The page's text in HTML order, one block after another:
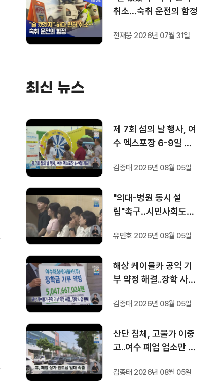
취소…숙취 운전의 함정
전재웅 2026년 07월 31일
최신 뉴스
제 7회 섬의 날 행사, 여
수 엑스포장 6-9일 개
김종태 2026년 08월 05일
"의대-병원 동시 설
립"촉구‥시민사회도
유민호 2026년 08월 05일
해상 케이블카 공익 기
부 약정 해결..장학 사업
김종태 2026년 08월 05일
산단 침체, 고물가 이중
고..여수 폐업 업소만 6
김종태 2026년 08월 05일